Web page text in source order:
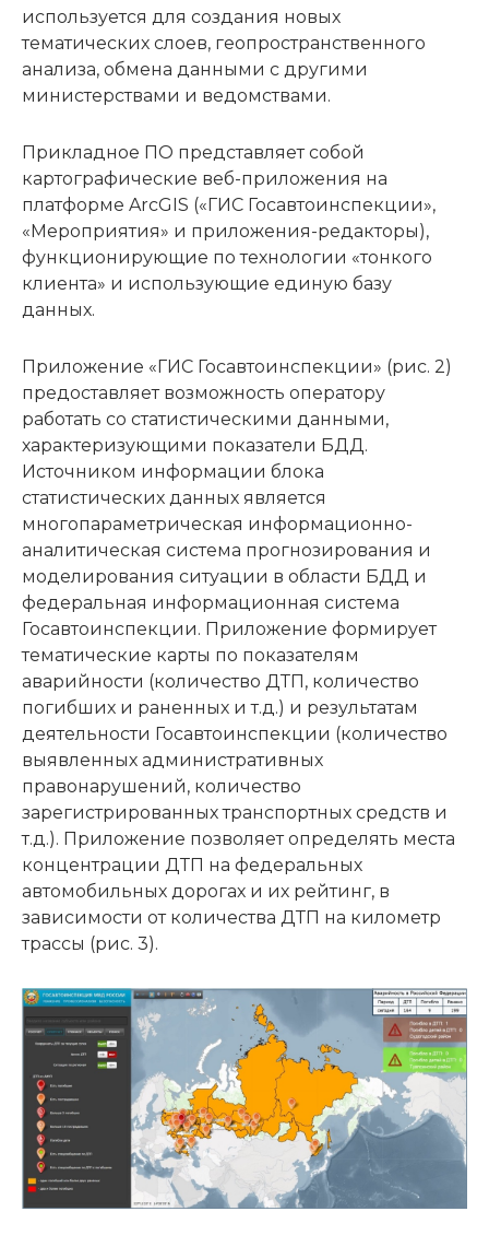
используется для создания новых
тематических слоев, геопространственного
анализа, обмена данными с другими
министерствами и ведомствами.
Прикладное ПО представляет собой
картографические веб-приложения на
платформе ArcGIS («ГИС Госавтоинспекции»,
«Мероприятия» и приложения-редакторы),
функционирующие по технологии «тонкого
клиента» и использующие единую базу
данных.
Приложение «ГИС Госавтоинспекции» (рис. 2)
предоставляет возможность оператору
работать со статистическими данными,
характеризующими показатели БДД.
Источником информации блока
статистических данных является
многопараметрическая информационно-
аналитическая система прогнозирования и
моделирования ситуации в области БДД и
федеральная информационная система
Госавтоинспекции. Приложение формирует
тематические карты по показателям
аварийности (количество ДТП, количество
погибших и раненных и т.д.) и результатам
деятельности Госавтоинспекции (количество
выявленных административных
правонарушений, количество
зарегистрированных транспортных средств и
т.д.). Приложение позволяет определять места
концентрации ДТП на федеральных
автомобильных дорогах и их рейтинг, в
зависимости от количества ДТП на километр
трассы (рис. 3).